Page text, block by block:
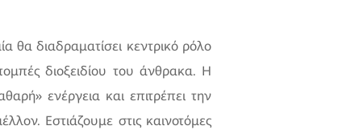
θα διαδραματίσει κεντρικό ρόλο
διοξειδίου του άνθρακα. Η
ενέργεια και επιτρέπει την
Εστιάζουμε στις καινοτόμες